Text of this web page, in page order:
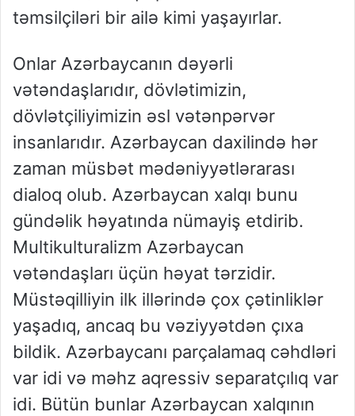
təmsilçiləri bir ailə kimi yaşayırlar.
Onlar Azərbaycanın dəyərli
vətəndaşlarıdır, dövlətimizin,
dövlətçiliyimizin əsl vətənpərvər
insanlarıdır. Azərbaycan daxilində hər
zaman müsbət mədəniyyətlərarası
dialoq olub. Azərbaycan xalqı bunu
gündəlik həyatında nümayiş etdirib.
Multikulturalizm Azərbaycan
vətəndaşları üçün həyat tərzidir.
Müstəqilliyin ilk illərində çox çətinliklər
yaşadıq, ancaq bu vəziyyətdən çıxa
bildik. Azərbaycanı parçalamaq cəhdləri
var idi və məhz aqressiv separatçılıq var
idi. Bütün bunlar Azərbaycan xalqının